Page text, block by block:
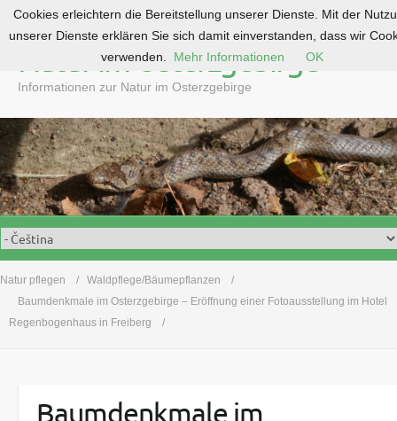
o
o
n
t
e
n
Natur im Osterzgebirge
Informationen zur Natur im Osterzgebirge
Natur pflegen
Waldpflege/Bäumepflanzen
Baumdenkmale im Osterzgebirge – Eröffnung einer Fotoausstellung im Hotel
Regenbogenhaus in Freiberg
Baumdenkmale im
Cookies erleichtern die Bereitstellung unserer Dienste. Mit der
unserer Dienste erklären Sie sich damit einverstanden, dass wir
verwenden.
Mehr Informationen OK